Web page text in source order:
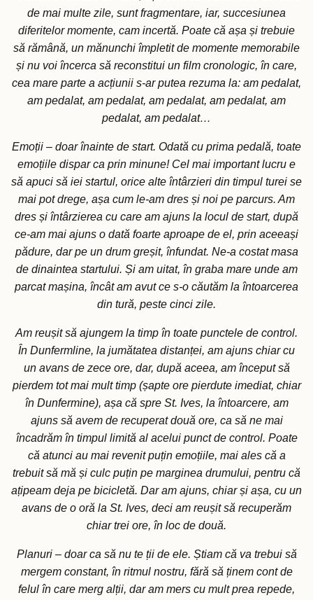
de mai multe zile, sunt fragmentare, iar, succesiunea
diferitelor momente, cam incertă. Poate că așa și trebuie
să rămână, un mănunchi împletit de momente memorabile
și nu voi încerca să reconstitui un film cronologic, în care,
cea mare parte a acțiunii s-ar putea rezuma la: am pedalat,
am pedalat, am pedalat, am pedalat, am pedalat, am
pedalat, am pedalat…
Emoții – doar înainte de start. Odată cu prima pedală, toate
emoțiile dispar ca prin minune! Cel mai important lucru e
să apuci să iei startul, orice alte întârzieri din timpul turei se
mai pot drege, așa cum le-am dres și noi pe parcurs. Am
dres și întârzierea cu care am ajuns la locul de start, după
ce-am mai ajuns o dată foarte aproape de el, prin aceeași
pădure, dar pe un drum greșit, înfundat. Ne-a costat masa
de dinaintea startului. Și am uitat, în graba mare unde am
parcat mașina, încât am avut ce s-o căutăm la întoarcerea
din tură, peste cinci zile.
Am reușit să ajungem la timp în toate punctele de control.
În Dunfermline, la jumătatea distanței, am ajuns chiar cu
un avans de zece ore, dar, după aceea, am început să
pierdem tot mai mult timp (șapte ore pierdute imediat, chiar
în Dunfermine), așa că spre St. Ives, la întoarcere, am
ajuns să avem de recuperat două ore, ca să ne mai
încadrăm în timpul limită al acelui punct de control. Poate
că atunci au mai revenit puțin emoțiile, mai ales că a
trebuit să mă și culc puțin pe marginea drumului, pentru că
ațipeam deja pe bicicletă. Dar am ajuns, chiar și așa, cu un
avans de o oră la St. Ives, deci am reușit să recuperăm
chiar trei ore, în loc de două.
Planuri – doar ca să nu te ții de ele. Știam că va trebui să
mergem constant, în ritmul nostru, fără să ținem cont de
felul în care merg alții, dar am mers cu mult prea repede,